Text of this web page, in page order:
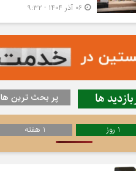
ها پر بحث ترین ها
1 روز 1 هفته